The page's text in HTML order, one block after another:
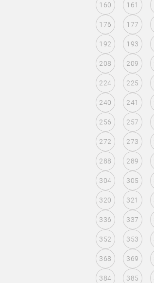
160 161
176 177
192 193
208 209
224 225
240 241
256 257
272 273
288 289
304 305
320 321
336 337
352 353
368 369
384 385